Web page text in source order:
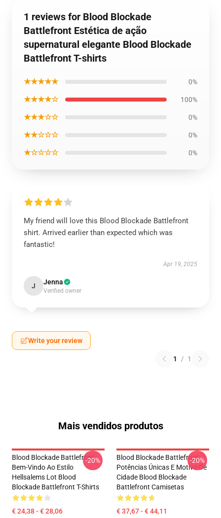
1 reviews for Blood Blockade
Battlefront Estética de ação
supernatural elegante Blood Blockade
Battlefront T-shirts
★★★★★ 0%
★★★★☆ 100%
★★★☆☆ 0%
★★☆☆☆ 0%
★☆☆☆☆ 0%
My friend will love this Blood Blockade Battlefront
shirt. Arrived earlier than expected which was
fantastic!
Apr 19, 2025
J Jenna
Verified owner
Write your review
1 / 1
Mais vendidos produtos
Blood Blockade Battlefront
Bem-Vindo Ao Estilo
Hellsalems Lot Blood
Blockade Battlefront T-Shirts
€ 24,38 - € 28,06
-20%
Blood Blockade Battlefront
Potências Únicas E Motivo De
Cidade Blood Blockade
Battlefront Camisetas
€ 37,67 - € 44,11
-20%